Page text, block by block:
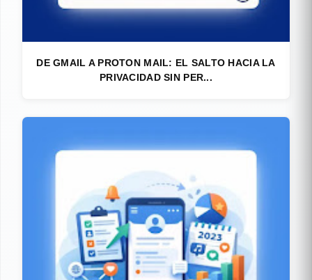
DE GMAIL A PROTON MAIL: EL SALTO HACIA LA
PRIVACIDAD SIN PER...